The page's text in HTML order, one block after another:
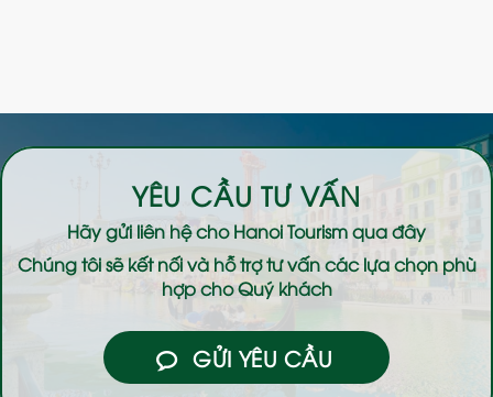
YÊU CẦU TƯ VẤN
Hãy gửi liên hệ choHanoi Tourismqua đây
Chúng tôi sẽ kết nối và hỗ trợ tư vấn các lựa chọn phù
hợp cho Quý khách
GỬI YÊU CẦU